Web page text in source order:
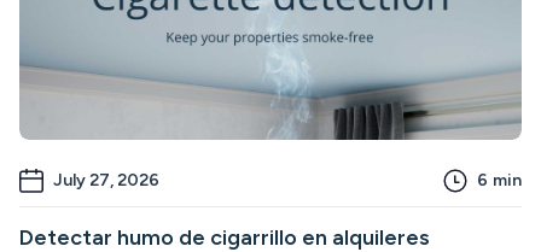
July 27, 2026 6 min
Detectar humo de cigarrillo en alquileres